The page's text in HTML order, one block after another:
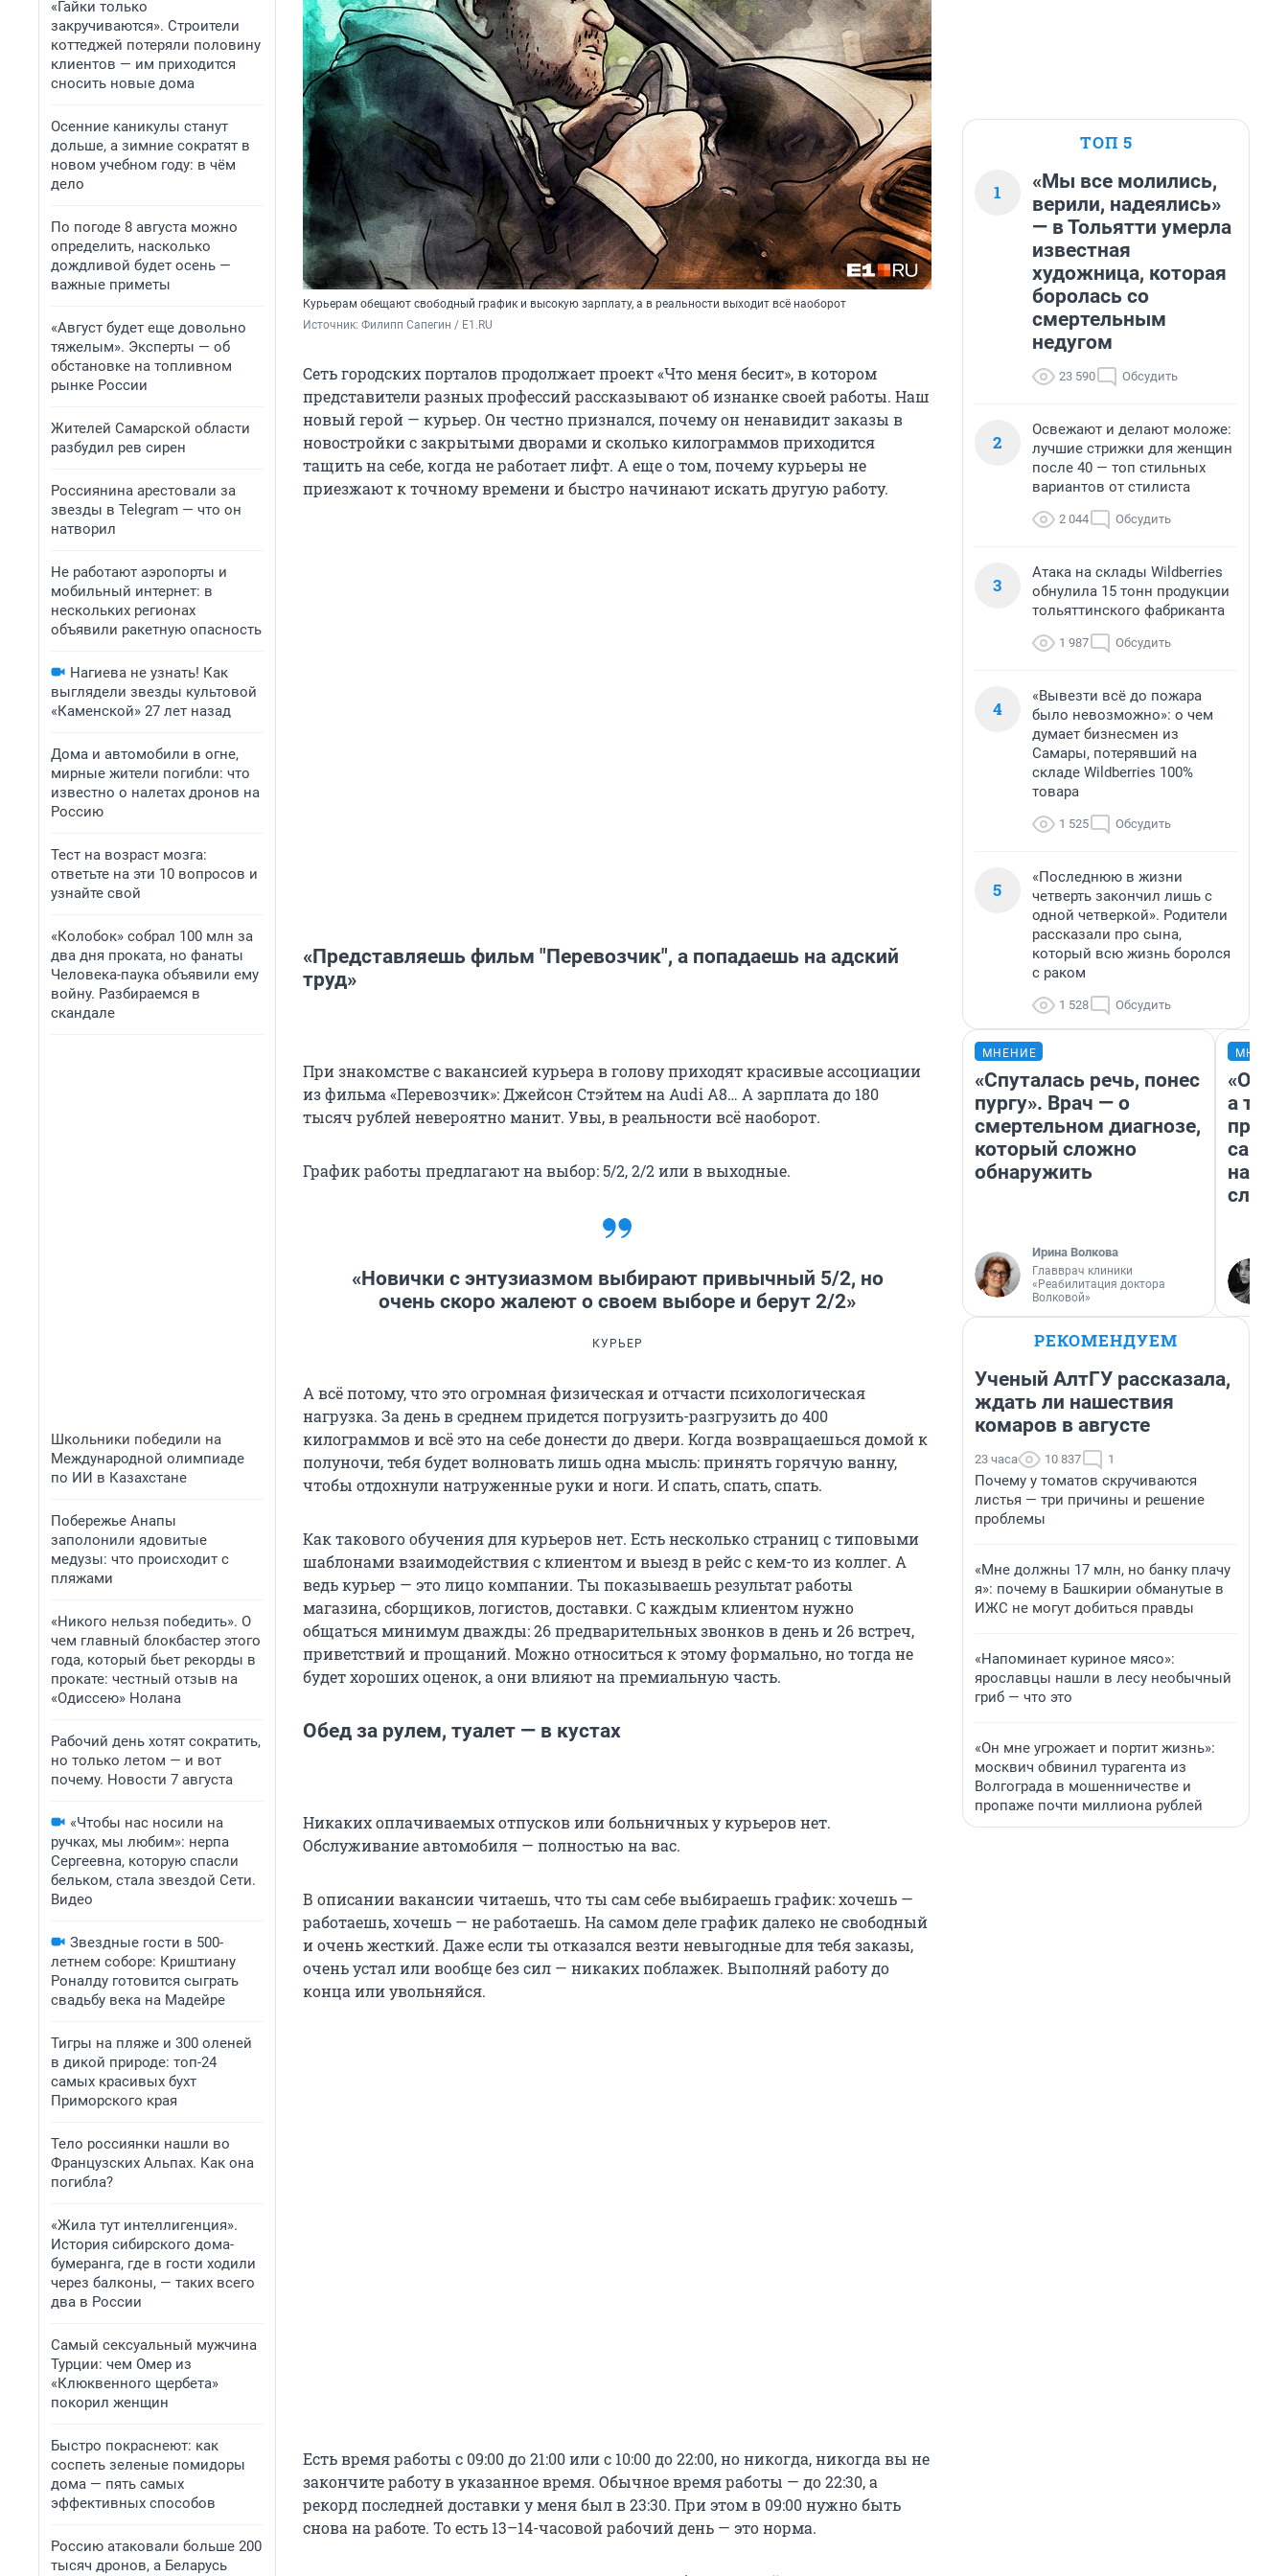
«Гайки только
закручиваются». Строители
коттеджей потеряли половину
клиентов — им приходится
сносить новые дома
Осенние каникулы станут
дольше, а зимние сократят в
новом учебном году: в чём
дело
По погоде 8 августа можно
определить, насколько
дождливой будет осень —
важные приметы
«Август будет еще довольно
тяжелым». Эксперты — об
обстановке на топливном
рынке России
Жителей Самарской области
разбудил рев сирен
Россиянина арестовали за
звезды в Telegram — что он
натворил
Не работают аэропорты и
мобильный интернет: в
нескольких регионах
объявили ракетную опасность
Нагиева не узнать! Как
выглядели звезды культовой
«Каменской» 27 лет назад
Дома и автомобили в огне,
мирные жители погибли: что
известно о налетах дронов на
Россию
Тест на возраст мозга:
ответьте на эти 10 вопросов и
узнайте свой
«Колобок» собрал 100 млн за
два дня проката, но фанаты
Человека-паука объявили ему
войну. Разбираемся в
скандале
Школьники победили на
Международной олимпиаде
по ИИ в Казахстане
Побережье Анапы
заполонили ядовитые
медузы: что происходит с
пляжами
«Никого нельзя победить». О
чем главный блокбастер этого
года, который бьет рекорды в
прокате: честный отзыв на
«Одиссею» Нолана
Рабочий день хотят сократить,
но только летом — и вот
почему. Новости 7 августа
«Чтобы нас носили на
ручках, мы любим»: нерпа
Сергеевна, которую спасли
бельком, стала звездой Сети.
Видео
Звездные гости в 500-
летнем соборе: Криштиану
Роналду готовится сыграть
свадьбу века на Мадейре
Тигры на пляже и 300 оленей
в дикой природе: топ-24
самых красивых бухт
Приморского края
Тело россиянки нашли во
Французских Альпах. Как она
погибла?
«Жила тут интеллигенция».
История сибирского дома-
бумеранга, где в гости ходили
через балконы, — таких всего
два в России
Самый сексуальный мужчина
Турции: чем Омер из
«Клюквенного щербета»
покорил женщин
Быстро покраснеют: как
соспеть зеленые помидоры
дома — пять самых
эффективных способов
Россию атаковали больше 200
тысяч дронов, а Беларусь
Курьерам обещают свободный график и высокую зарплату, а в реальности выходит всё наоборот
Источник: Филипп Сапегин / Е1.RU
Сеть городских порталов продолжает проект «Что меня бесит», в котором
представители разных профессий рассказывают об изнанке своей работы. Наш
новый герой — курьер. Он честно признался, почему он ненавидит заказы в
новостройки с закрытыми дворами и сколько килограммов приходится
тащить на себе, когда не работает лифт. А еще о том, почему курьеры не
приезжают к точному времени и быстро начинают искать другую работу.
«Представляешь фильм "Перевозчик", а попадаешь на адский
труд»
При знакомстве с вакансией курьера в голову приходят красивые ассоциации
из фильма «Перевозчик»: Джейсон Стэйтем на Audi A8… А зарплата до 180
тысяч рублей невероятно манит. Увы, в реальности всё наоборот.
График работы предлагают на выбор: 5/2, 2/2 или в выходные.
«Новички с энтузиазмом выбирают привычный 5/2, но
очень скоро жалеют о своем выборе и берут 2/2»
КУРЬЕР
А всё потому, что это огромная физическая и отчасти психологическая
нагрузка. За день в среднем придется погрузить-разгрузить до 400
килограммов и всё это на себе донести до двери. Когда возвращаешься домой к
полуночи, тебя будет волновать лишь одна мысль: принять горячую ванну,
чтобы отдохнули натруженные руки и ноги. И спать, спать, спать.
Как такового обучения для курьеров нет. Есть несколько страниц с типовыми
шаблонами взаимодействия с клиентом и выезд в рейс с кем-то из коллег. А
ведь курьер — это лицо компании. Ты показываешь результат работы
магазина, сборщиков, логистов, доставки. С каждым клиентом нужно
общаться минимум дважды: 26 предварительных звонков в день и 26 встреч,
приветствий и прощаний. Можно относиться к этому формально, но тогда не
будет хороших оценок, а они влияют на премиальную часть.
Обед за рулем, туалет — в кустах
Никаких оплачиваемых отпусков или больничных у курьеров нет.
Обслуживание автомобиля — полностью на вас.
В описании вакансии читаешь, что ты сам себе выбираешь график: хочешь —
работаешь, хочешь — не работаешь. На самом деле график далеко не свободный
и очень жесткий. Даже если ты отказался везти невыгодные для тебя заказы,
очень устал или вообще без сил — никаких поблажек. Выполняй работу до
конца или увольняйся.
Есть время работы с 09:00 до 21:00 или с 10:00 до 22:00, но никогда, никогда вы не
закончите работу в указанное время. Обычное время работы — до 22:30, а
рекорд последней доставки у меня был в 23:30. При этом в 09:00 нужно быть
снова на работе. То есть 13–14-часовой рабочий день — это норма.
ТОП 5
1
«Мы все молились,
верили, надеялись»
— в Тольятти умерла
известная
художница, которая
боролась со
смертельным
недугом
23 590 Обсудить
2
Освежают и делают моложе:
лучшие стрижки для женщин
после 40 — топ стильных
вариантов от стилиста
2 044 Обсудить
3
Атака на склады Wildberries
обнулила 15 тонн продукции
тольяттинского фабриканта
1 987 Обсудить
4
«Вывезти всё до пожара
было невозможно»: о чем
думает бизнесмен из
Самары, потерявший на
складе Wildberries 100%
товара
1 525 Обсудить
5
«Последнюю в жизни
четверть закончил лишь с
одной четверкой». Родители
рассказали про сына,
который всю жизнь боролся
с раком
1 528 Обсудить
МНЕНИЕ
«Спуталась речь, понес
пургу». Врач — о
смертельном диагнозе,
который сложно
обнаружить
Ирина Волкова
Главврач клиники
«Реабилитация доктора
Волковой»
а там
на
слезы
РЕКОМЕНДУЕМ
Ученый АлтГУ рассказала,
ждать ли нашествия
комаров в августе
23 часа 10 837 1
Почему у томатов скручиваются
листья — три причины и решение
проблемы
«Мне должны 17 млн, но банку плачу
я»: почему в Башкирии обманутые в
ИЖС не могут добиться правды
«Напоминает куриное мясо»:
ярославцы нашли в лесу необычный
гриб — что это
«Он мне угрожает и портит жизнь»:
москвич обвинил турагента из
Волгограда в мошенничестве и
пропаже почти миллиона рублей